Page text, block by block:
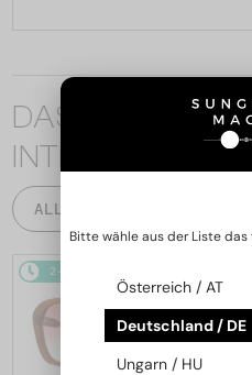
DAS KÖNNTE
INTERESSIEREN
ALLE PRODUKTE
2-4 WERKTAGE
Bitte wähle aus der Liste
Österreich / AT
Deutschland / DE
Ungarn / HU